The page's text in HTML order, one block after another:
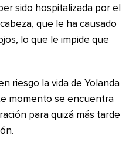
sido hospitalizada por el
que le ha causado
lo que le impide que
riesgo la vida de Yolanda
momento se encuentra
para quizá más tarde